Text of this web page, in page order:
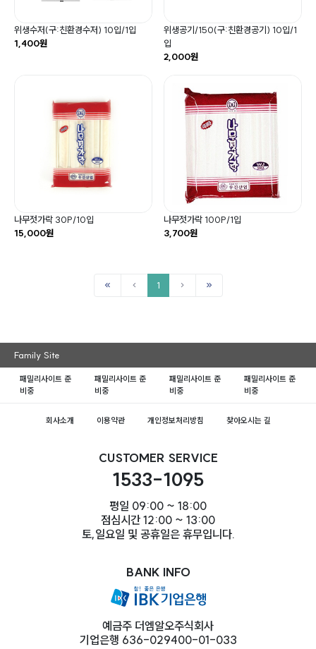
위생수저(구:친환경수저) 10입/1입
1,400원
위생공기/150(구:친환경공기) 10입/1
입
2,000원
나무젓가락 30P/10입
15,000원
나무젓가락 100P/1입
3,700원
1
Family Site
패밀리사이트 준
비중
패밀리사이트 준
비중
패밀리사이트 준
비중
패밀리사이트 준
비중
회사소개 이용약관 개인정보처리방침 찾아오시는 길
CUSTOMER SERVICE
1533-1095
평일 09:00 ~ 18:00
점심시간 12:00 ~ 13:00
토,일요일 및 공휴일은 휴무입니다.
BANK INFO
예금주 더엠알오주식회사
기업은행 636-029400-01-033